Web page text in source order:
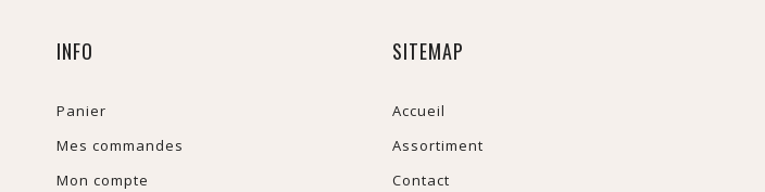
INFO
Panier
Mes commandes
Mon compte
SITEMAP
Accueil
Assortiment
Contact